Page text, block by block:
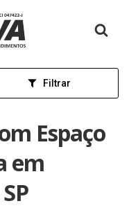
Filtrar
Espaço
em